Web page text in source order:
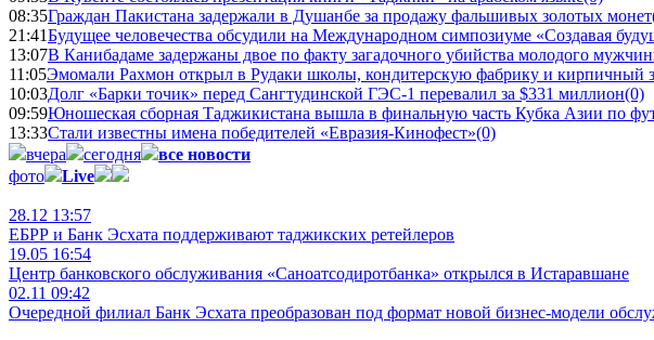
08:35Граждан Пакистана задержали в Душанбе за продажу фальшивых золотых монет
21:41Будущее человечества обсудили на Международном симпозиуме «Создавая
13:07В Канибадаме задержаны двое по факту загадочного убийства молодого
11:05Эмомали Рахмон открыл в Рудаки школы, кондитерскую фабрику и кирпичный
10:03Долг «Барки точик» перед Сангтудинской ГЭС-1 перевалил за $331 миллион(0)
09:59Юношеская сборная Таджикистана вышла в финальную часть Кубка Азии по
13:33Стали известны имена победителей «Евразия-Кинофест»(0)
вчера
сегодня
все новости
фото
Live
28.12 13:57
ЕБРР и Банк Эсхата поддерживают таджикских ретейлеров
19.05 16:54
Центр банковского обслуживания «Саноатсодиротбанка» открылся в Истаравшане
02.11 09:42
Очередной филиал Банк Эсхата преобразован под формат новой бизнес-модели